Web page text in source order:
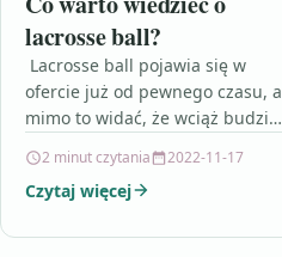
lacrosse ball?
Lacrosse ball pojawia się w
ofercie już od pewnego czasu, a
mimo to widać, że wciąż budzi
jest lacrosse…
2 minut czytania 2022-11-17
Czytaj więcej